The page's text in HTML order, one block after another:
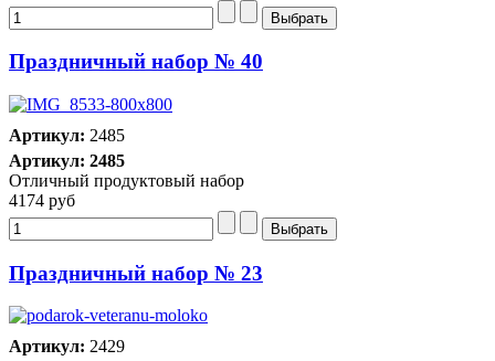
Праздничный набор № 40
Артикул: 2485
Артикул: 2485
Отличный продуктовый набор
4174 руб
Праздничный набор № 23
Артикул: 2429